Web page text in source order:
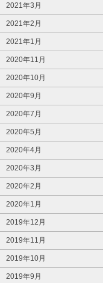
2021年3月
2021年2月
2021年1月
2020年11月
2020年10月
2020年9月
2020年7月
2020年5月
2020年4月
2020年3月
2020年2月
2020年1月
2019年12月
2019年11月
2019年10月
2019年9月